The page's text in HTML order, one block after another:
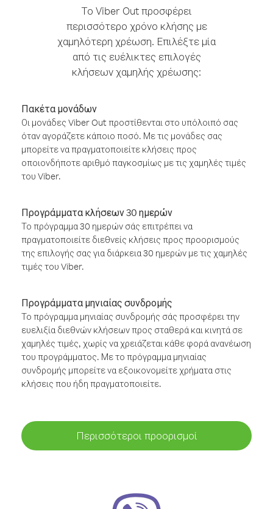
Το Viber Out προσφέρει
περισσότερο χρόνο κλήσης με
χαμηλότερη χρέωση. Επιλέξτε μία
από τις ευέλικτες επιλογές
κλήσεων χαμηλής χρέωσης:
Πακέτα μονάδων
Οι μονάδες Viber Out προστίθενται στο υπόλοιπό σας
όταν αγοράζετε κάποιο ποσό. Με τις μονάδες σας
μπορείτε να πραγματοποιείτε κλήσεις προς
οποιονδήποτε αριθμό παγκοσμίως με τις χαμηλές τιμές
του Viber.
Προγράμματα κλήσεων 30 ημερών
Το πρόγραμμα 30 ημερών σάς επιτρέπει να
πραγματοποιείτε διεθνείς κλήσεις προς προορισμούς
της επιλογής σας για διάρκεια 30 ημερών με τις χαμηλές
τιμές του Viber.
Προγράμματα μηνιαίας συνδρομής
Το πρόγραμμα μηνιαίας συνδρομής σάς προσφέρει την
ευελιξία διεθνών κλήσεων προς σταθερά και κινητά σε
χαμηλές τιμές, χωρίς να χρειάζεται κάθε φορά ανανέωση
του προγράμματος. Με το πρόγραμμα μηνιαίας
συνδρομής μπορείτε να εξοικονομείτε χρήματα στις
κλήσεις που ήδη πραγματοποιείτε.
Περισσότεροι προορισμοί